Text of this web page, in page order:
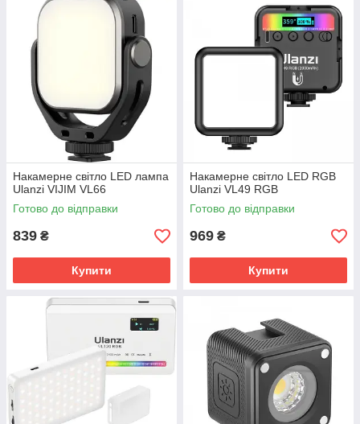
Накамерне світло LED лампа
Ulanzi VIJIM VL66
Готово до відправки
839 ₴
Купити
Накамерне світло LED RGB
Ulanzi VL49 RGB
Готово до відправки
969 ₴
Купити